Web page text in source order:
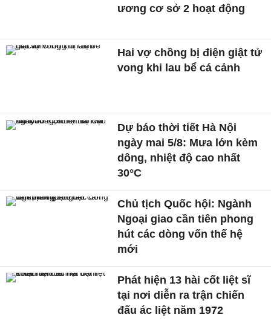
ương cơ sở 2 hoạt động
Hai vợ chồng bị điện giật tử
vong khi lau bể cá cảnh
Dự báo thời tiết Hà Nội
ngày mai 5/8: Mưa lớn kèm
dông, nhiệt độ cao nhất
30°C
Chủ tịch Quốc hội: Ngành
Ngoại giao cần tiên phong
hút các dòng vốn thế hệ
mới
Phát hiện 13 hài cốt liệt sĩ
tại nơi diễn ra trận chiến
đấu ác liệt năm 1972